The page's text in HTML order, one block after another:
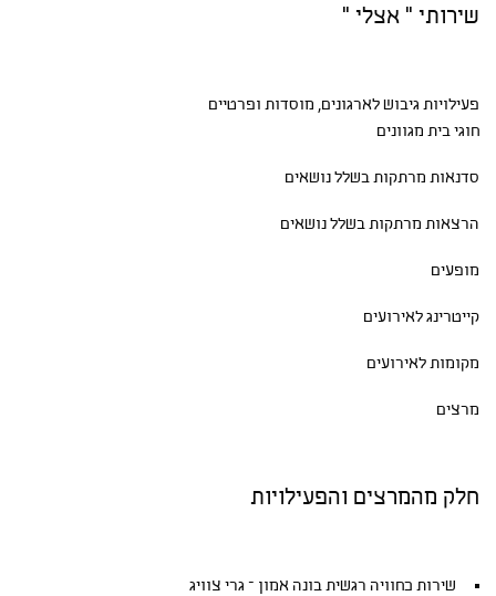
שירותי " אצלי "
פעילויות גיבושלארגונים, מוסדות ופרטיים
חוגי בית מגוונים
סדנאות מרתקות בשלל נושאים
הרצאות מרתקות בשלל נושאים
מופעים
קייטרינג לאירועים
מקומות לאירועים
מרצים
חלק מהמרצים והפעילויות
שירות כחוויה רגשית בונה אמון – גרי צוויג